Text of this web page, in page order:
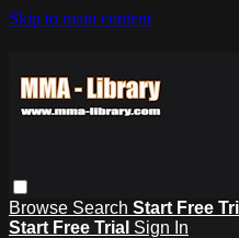
Skip to main content
Browse Search Start Free
Start Free Trial Sign In